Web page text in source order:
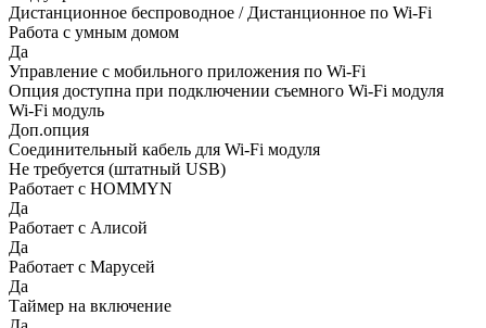
Дистанционное беспроводное / Дистанционное по Wi-Fi
Работа с умным домом
Да
Управление c мобильного приложения по Wi-Fi
Опция доступна при подключении съемного Wi-Fi модуля
Wi-Fi модуль
Доп.опция
Соединительный кабель для Wi-Fi модуля
Не требуется (штатный USB)
Работает с HOMMYN
Да
Работает с Алисой
Да
Работает с Марусей
Да
Таймер на включение